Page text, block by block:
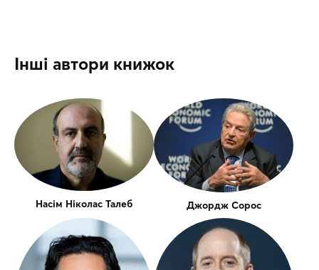
Інші автори книжок
Насім Ніколас Талеб Джордж Сорос